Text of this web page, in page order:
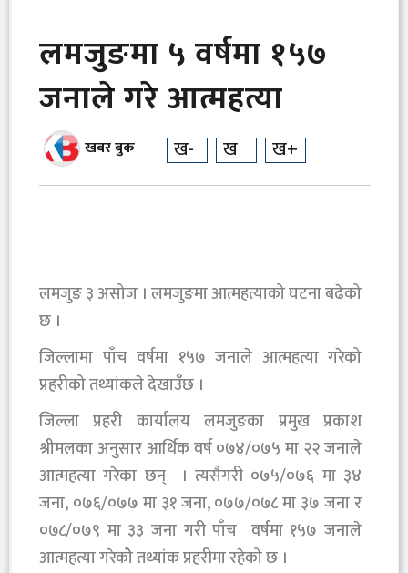
लमजुङमा ५ वर्षमा १५७
जनाले गरे आत्महत्या
खबर बुक ख- ख ख+
लमजुङ ३ असोज । लमजुङमा आत्महत्याको घटना बढेको
छ ।
जिल्लामा पाँच वर्षमा १५७ जनाले आत्महत्या गरेको
प्रहरीको तथ्यांकले देखाउँछ ।
जिल्ला प्रहरी कार्यालय लमजुङका प्रमुख प्रकाश
श्रीमलका अनुसार आर्थिक वर्ष ०७४/०७५ मा २२ जनाले
आत्महत्या गरेका छन् । त्यसैगरी ०७५/०७६ मा ३४
जना, ०७६/०७७ मा ३१ जना, ०७७/०७८ मा ३७ जना र
०७८/०७९ मा ३३ जना गरी पाँच वर्षमा १५७ जनाले
आत्महत्या गरेकोे तथ्यांक प्रहरीमा रहेको छ ।